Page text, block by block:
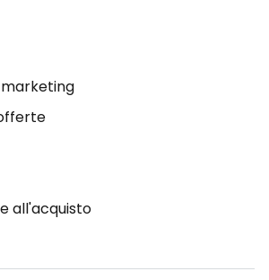
all'acquisto